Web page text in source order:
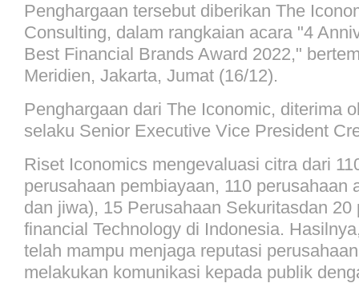
Penghargaan tersebut diberikan The
Consulting, dalam rangkaian acara "4
Best Financial Brands Award 2022,"
Meridien, Jakarta, Jumat (16/12).
Penghargaan dari The Iconomic, diterima
selaku Senior Executive Vice President
Riset Iconomics mengevaluasi citra dari
perusahaan pembiayaan, 110 perusahaan
dan jiwa), 15 Perusahaan Sekuritasdan 20
financial Technology di Indonesia.
telah mampu menjaga reputasi
melakukan komunikasi kepada publik